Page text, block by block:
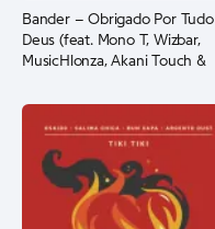
Bander – Obrigado Por Tudo
Deus (feat. Mono T, Wizbar,
MusicHlonza, Akani Touch &